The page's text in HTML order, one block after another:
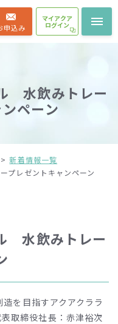
申込み
マイアクア
ログイン
水飲みトレー
ペーン
新着情報一覧
プレゼントキャンペーン
水飲みトレー
を目指すアクアクララ
取締役社長：赤津裕次